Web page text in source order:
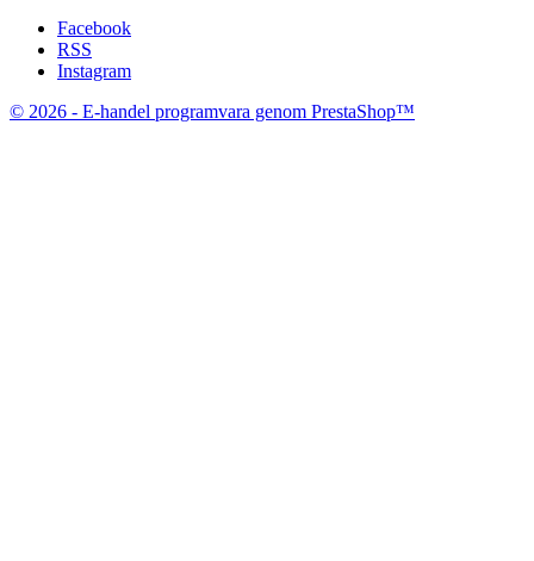
Facebook
RSS
Instagram
© 2026 - E-handel programvara genom PrestaShop™